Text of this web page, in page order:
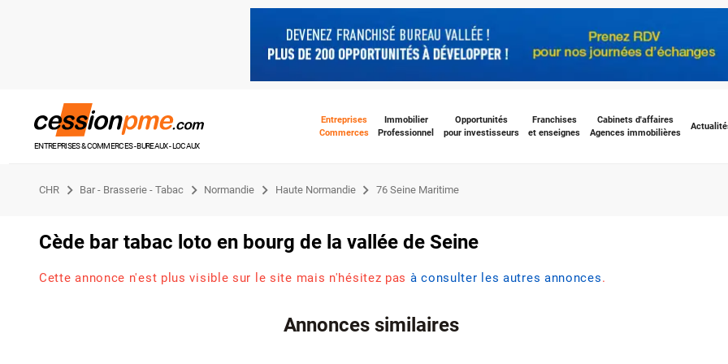
ENTREPRISES & COMMERCES - BUREAUX - LOCAUX
Entreprises
Commerces
Immobilier
Professionnel
Opportunités
pour investisseurs
Franchises
et enseignes
Cabinets d'affaires
Agences immobilières
CHR Bar - Brasserie - Tabac Normandie Haute Normandie 76 Seine Maritime
Cède bar tabac loto en bourg de la vallée de Seine
Cette annonce n'est plus visible sur le site mais n'hésitez pas à consulter les autres annonces.
Annonces similaires